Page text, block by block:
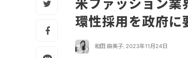
米ファッション業
環性採用を政府に
和田 麻美子, 2023年11月24日